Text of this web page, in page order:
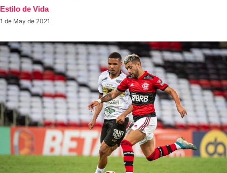
Estilo de Vida
1 de May de 2021